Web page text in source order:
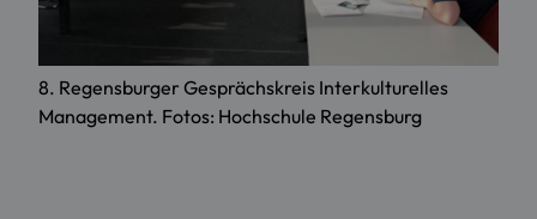
8. Regensburger Gesprächskreis Interkulturelles
Management. Fotos: Hochschule Regensburg